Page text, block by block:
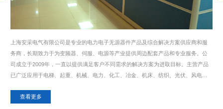
上海安采电气有限公司是专业的电力电子无源器件产品及综合解决方案供应商和服
务商，长期致力于为变频器、伺服、电源等产业提供周边配套产品和专业服务。公
司成立于2009年，一直以提供满足客户不同需求的解决方案为进取目标。主营产品
已广泛应用于电梯、起重、机械、电力、化工、冶金、机床、纺织、光伏、风电、
安全等行业和领域......
查看更多